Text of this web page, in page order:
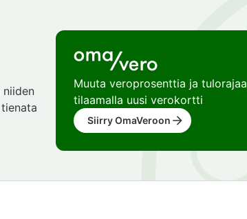
Muuta veroprosenttia ja tulorajaa
tilaamalla uusi verokortti
Siirry OmaVeroon